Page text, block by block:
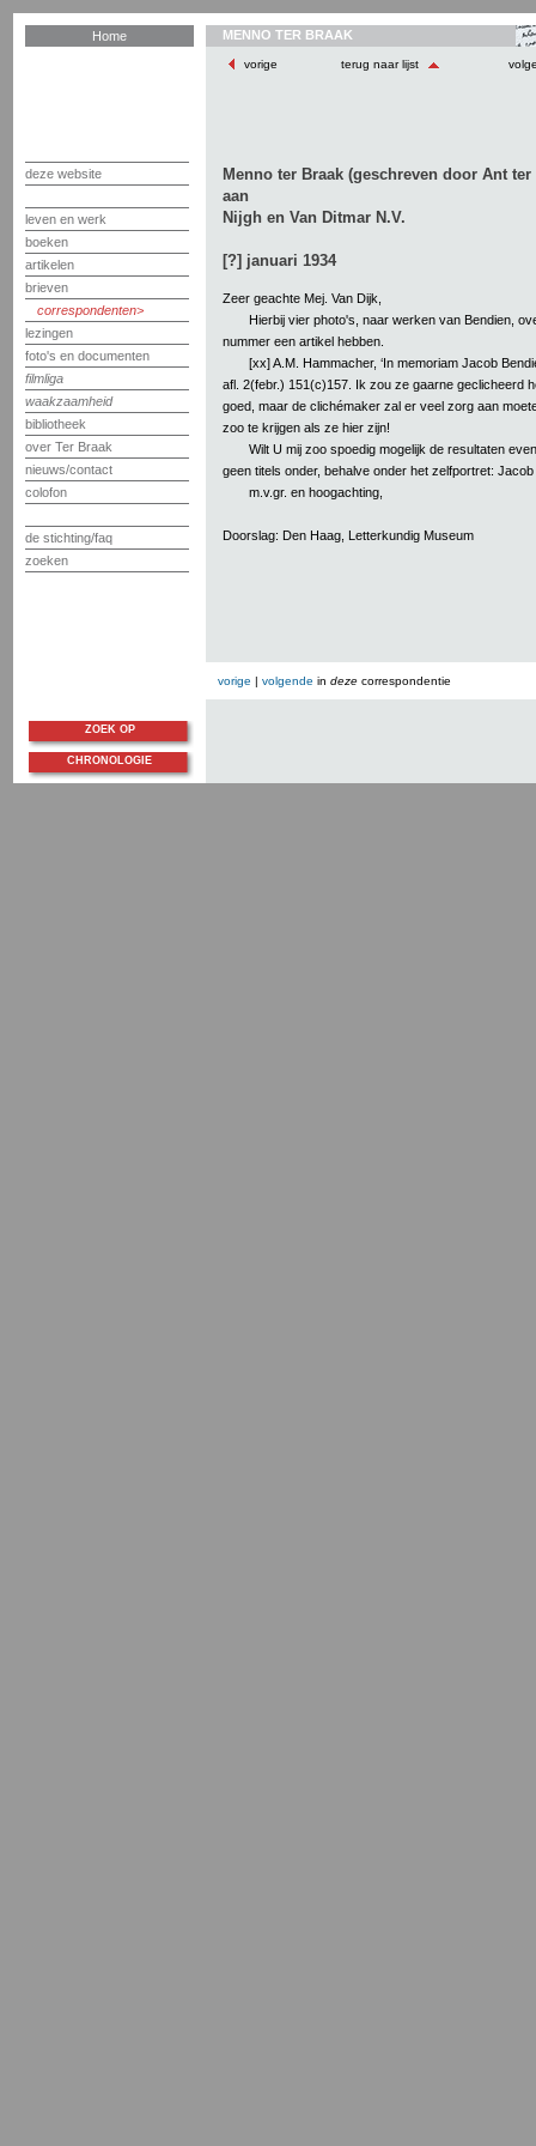
Home
deze website
leven en werk
boeken
artikelen
brieven
correspondenten
lezingen
foto's en documenten
filmliga
waakzaamheid
bibliotheek
over Ter Braak
nieuws/contact
colofon
de stichting/faq
zoeken
MENNO TER BRAAK
vorige terug naar lijst
Menno ter Braak (geschreven door Ant ter
aan
Nijgh en Van Ditmar N.V.
[?] januari 1934
Zeer geachte Mej. Van Dijk,
Hierbij vier photo's, naar werken van Bendien,
nummer een artikel hebben.
[xx] A.M. Hammacher, ‘In memoriam Jacob
afl. 2(febr.) 151(c)157. Ik zou ze gaarne geclicheerd
goed, maar de clichémaker zal er veel zorg aan
zoo te krijgen als ze hier zijn!
Wilt U mij zoo spoedig mogelijk de resultaten
geen titels onder, behalve onder het zelfportret:
m.v.gr. en hoogachting,
Doorslag: Den Haag, Letterkundig Museum
vorige | volgende in deze correspondentie
ZOEK OP
CHRONOLOGIE